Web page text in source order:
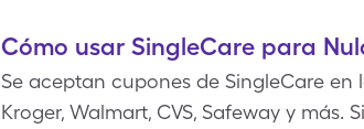
Cómo usar SingleCare para
Se aceptan cupones de SingleCare
Kroger, Walmart, CVS, Safeway y